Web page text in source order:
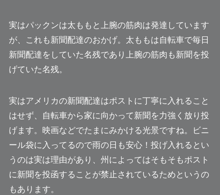
実はパックンは太ももと上腕の筋肉は発達しています
が、これも新聞配達のおかげ。太ももは自転車で毎日
新聞配達をしていた名残であり 上腕の筋肉も新聞を投
げていた名残。
実はアメリカの新聞配達はポストに丁寧に入れること
はせず、自転車から家に向かって新聞を力強く放り投
げます。映画などでたまにみかける光景ですね。ビニ
ール袋に入ってるので雨の日も安心！投げ入れるとい
うのは実は理由があり、州によってはそもそもポスト
に新聞を投函することが禁止されているためというの
もあります。